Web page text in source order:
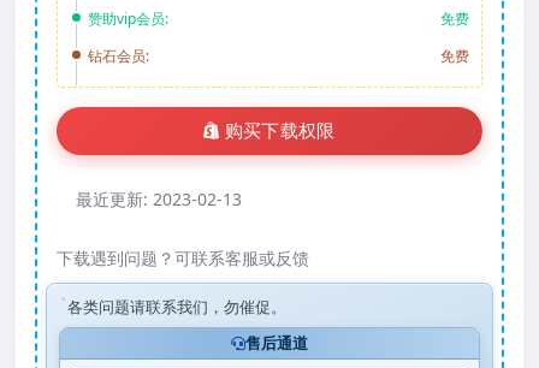
赞助vip会员:
免费
钻石会员:
免费
购买下载权限
最近更新: 2023-02-13
下载遇到问题？可联系客服或反馈
各类问题请联系我们，勿催促。
售后通道